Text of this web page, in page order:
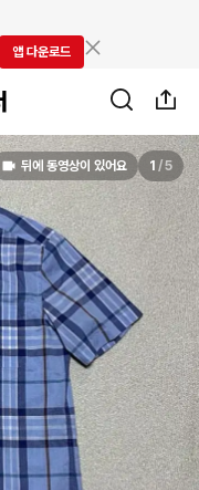
앱 다운로드
뒤에 동영상이 있어요 1 /5